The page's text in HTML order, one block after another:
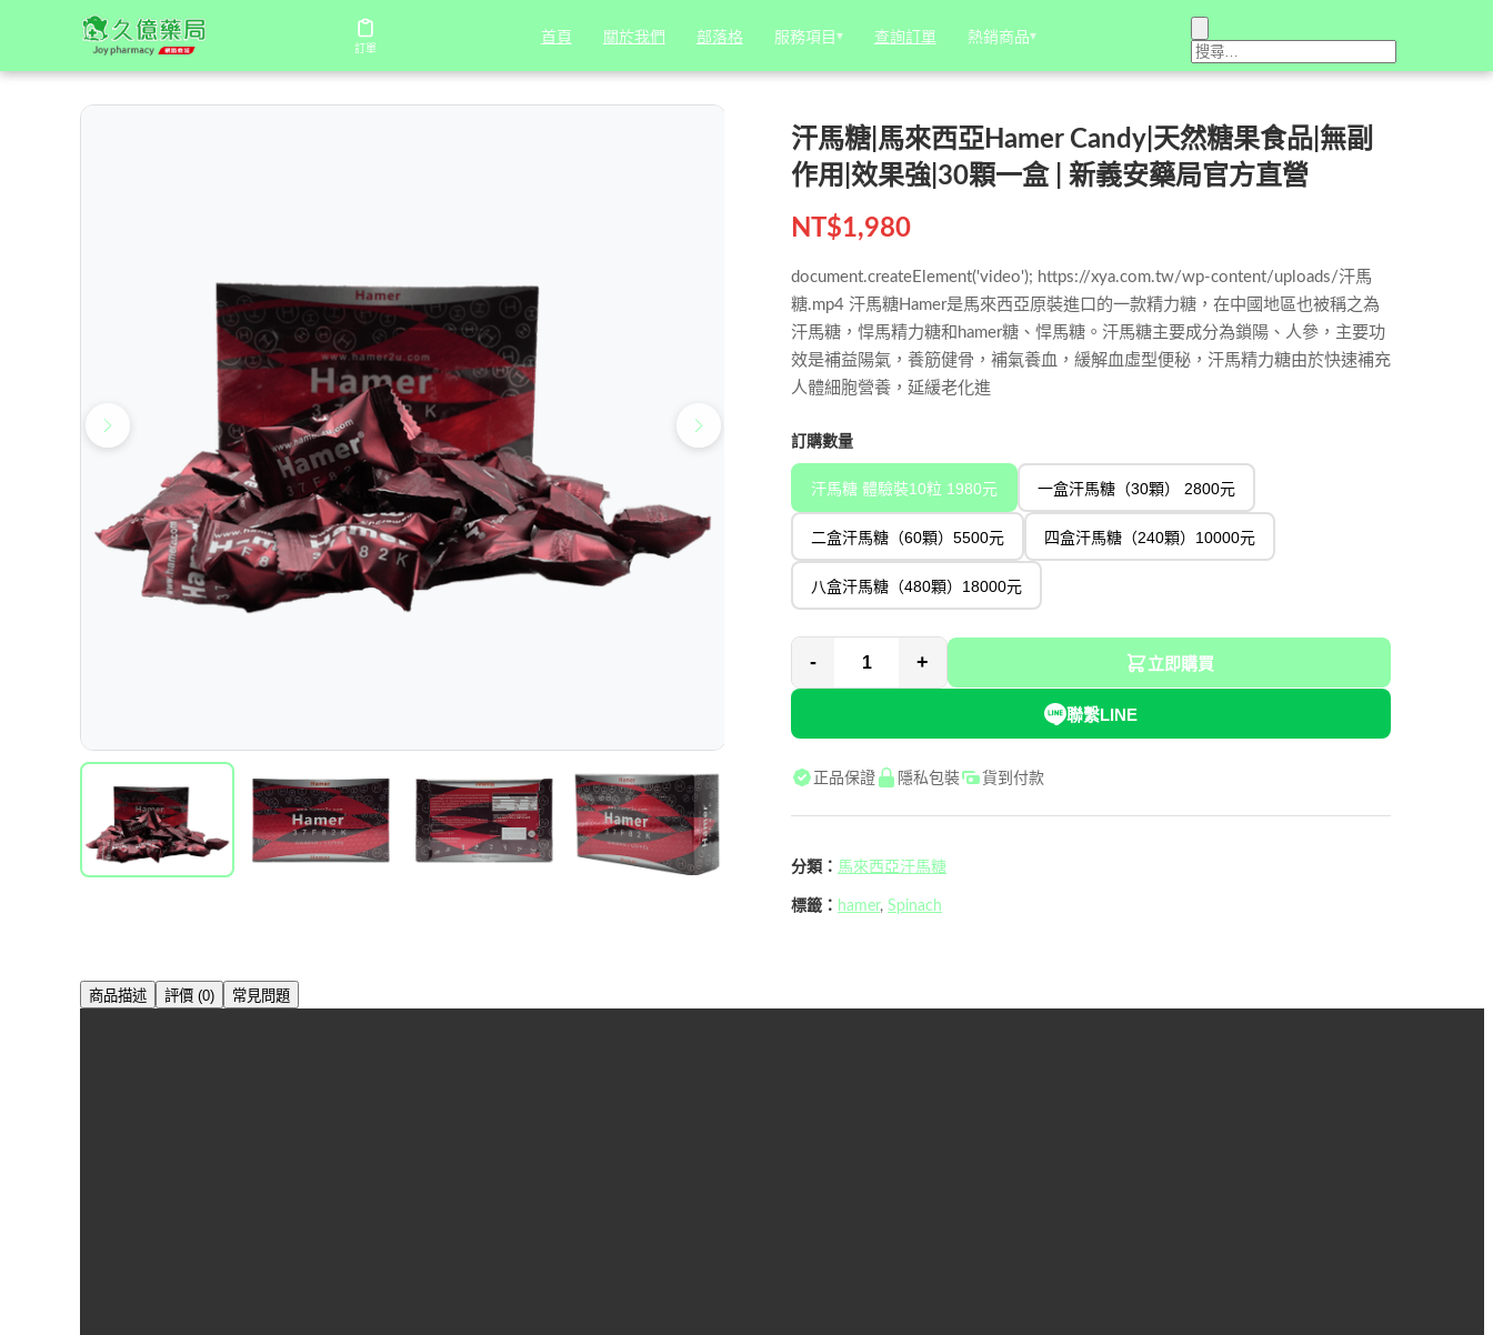
訂單
首頁 關於我們 部落格 服務項目 ▾ 查詢訂單 熱銷商品▾
訂單
首頁 關於我們 部落格 服務項目 ▾ 查詢訂單 熱銷商品▾
首頁 / 商店 / 馬來西亞汗馬糖 汗馬糖|馬來西亞Hamer Candy|天然糖果食品|無副作用|效果強|30顆一盒 | 新義安藥局官方直營
汗馬糖|馬來西亞Hamer Candy|天然糖果食品|無副
作用|效果強|30顆一盒 | 新義安藥局官方直營
NT$1,980
document.createElement('video'); https://xya.com.tw/wp-content/uploads/汗馬
糖.mp4 汗馬糖Hamer是馬來西亞原裝進口的一款精力糖，在中國地區也被稱之為
汗馬糖，悍馬精力糖和hamer糖、悍馬糖。汗馬糖主要成分為鎖陽、人參，主要功
效是補益陽氣，養筋健骨，補氣養血，緩解血虛型便秘，汗馬精力糖由於快速補充
人體細胞營養，延緩老化進
訂購數量
汗馬糖 體驗裝10粒 1980元 一盒汗馬糖（30顆） 2800元
二盒汗馬糖（60顆）5500元 四盒汗馬糖（240顆）10000元
八盒汗馬糖（480顆）18000元
- + 立即購買
聯繫LINE
正品保證 隱私包裝 貨到付款
分類： 馬來西亞汗馬糖
標籤： hamer, Spinach
商品描述 評價 (0) 常見問題